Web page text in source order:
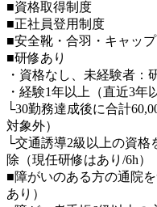
■資格取得制度
■正社員登用制度
■安全靴・合羽・キャッ
■研修あり
・資格なし、未経験者
・経験1年以上（直近3
└30勤務達成後に合計
対象外）
└交通誘導2級以上の資
除（現任研修はあり/6h）
■障がいのある方の通院
あり）